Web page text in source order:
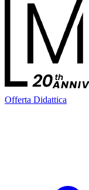
Offerta Didattica